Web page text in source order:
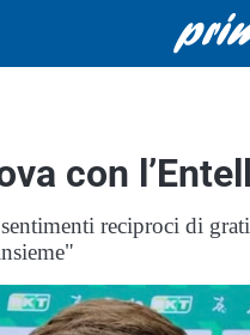
con
reciproci di